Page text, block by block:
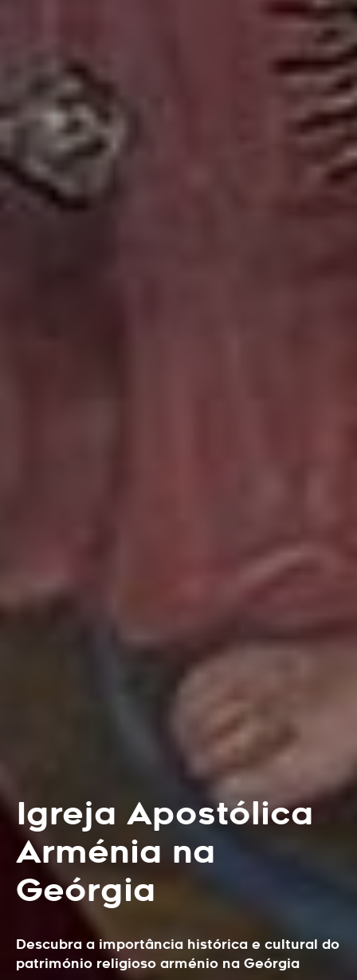
Igreja Apostólica
Arménia na
Geórgia
Descubra a importância histórica e cultural do
património religioso arménio na Geórgia